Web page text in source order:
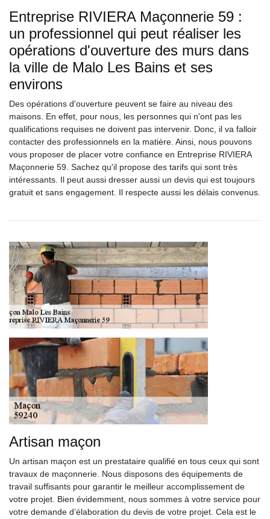
Entreprise RIVIERA Maçonnerie 59 :
un professionnel qui peut réaliser les
opérations d'ouverture des murs dans
la ville de Malo Les Bains et ses
environs
Des opérations d'ouverture peuvent se faire au niveau des
maisons. En effet, pour nous, les personnes qui n'ont pas les
qualifications requises ne doivent pas intervenir. Donc, il va falloir
contacter des professionnels en la matière. Ainsi, nous pouvons
vous proposer de placer votre confiance en Entreprise RIVIERA
Maçonnerie 59. Sachez qu'il propose des tarifs qui sont très
intéressants. Il peut aussi dresser aussi un devis qui est toujours
gratuit et sans engagement. Il respecte aussi les délais convenus.
Artisan maçon
Un artisan maçon est un prestataire qualifié en tous ceux qui sont
travaux de maçonnerie. Nous disposons des équipements de
travail suffisants pour garantir le meilleur accomplissement de
votre projet. Bien évidemment, nous sommes à votre service pour
votre demande d’élaboration du devis de votre projet. Cela est le